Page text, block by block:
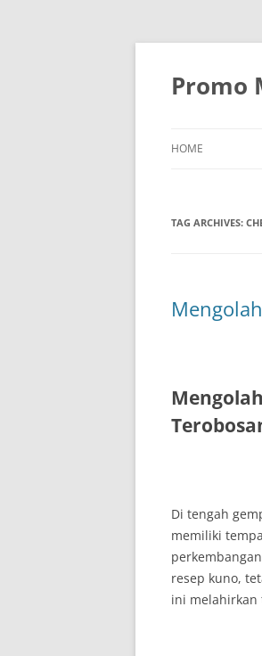
Skip
Promo
HOME
TAG ARCHIVES:
Di tengah
memiliki
resep kuno,
ini melahirkan